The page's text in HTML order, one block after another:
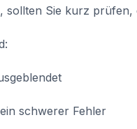
sollten Sie kurz
schwerer Fehler